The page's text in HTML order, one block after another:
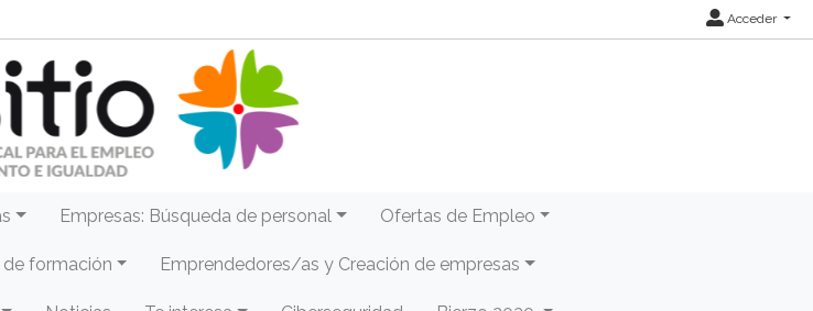
Acceder
Empresas: Búsqueda de personal Ofertas de Empleo
de formación Emprendedores/as y Creación de empresas